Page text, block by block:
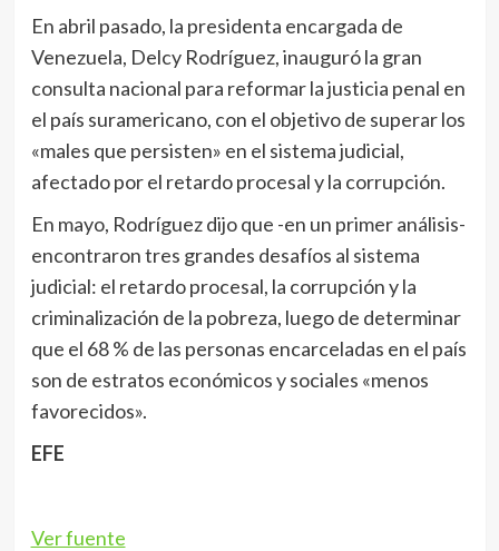
En abril pasado, la presidenta encargada de
Venezuela, Delcy Rodríguez, inauguró la gran
consulta nacional para reformar la justicia penal en
el país suramericano, con el objetivo de superar los
«males que persisten» en el sistema judicial,
afectado por el retardo procesal y la corrupción.
En mayo, Rodríguez dijo que -en un primer análisis-
encontraron tres grandes desafíos al sistema
judicial: el retardo procesal, la corrupción y la
criminalización de la pobreza, luego de determinar
que el 68 % de las personas encarceladas en el país
son de estratos económicos y sociales «menos
favorecidos».
EFE
Ver fuente